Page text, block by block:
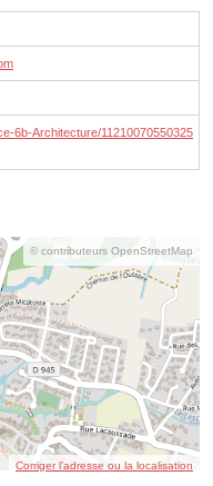
6b-Architecture/11210070550325
© contributeurs OpenStreetMap
Corriger l’adresse ou la localisation